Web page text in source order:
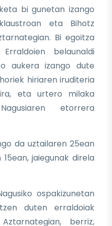
bi gunetan izango
eta Bihotz
Bi egoitza
belaunaldi
aukera izango dute
hiriaren iruditeria
eta urtero milaka
etorrera
da uztailaren 25ean
jaiegunak direla
ospakizunetan
duten erraldoiak
berriz,